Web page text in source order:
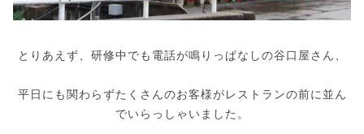
とりあえず、研修中でも電話が鳴りっぱなしの谷口屋さん、
平日にも関わらずたくさんのお客様がレストランの前に並ん
でいらっしゃいました。